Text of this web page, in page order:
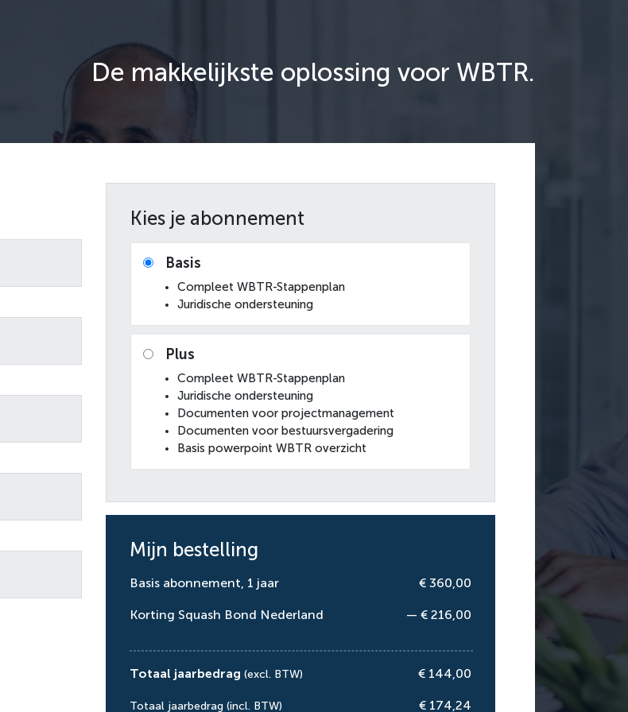
De makkelijkste oplossing voor WBTR.
Kies je abonnement
Basis
Compleet WBTR-Stappenplan
Juridische ondersteuning
Plus
Compleet WBTR-Stappenplan
Juridische ondersteuning
Documenten voor projectmanagement
Documenten voor bestuursvergadering
Basis powerpoint WBTR overzicht
Mijn bestelling
Basis abonnement, 1 jaar € 360,00
Korting Squash Bond Nederland — € 216,00
Totaal jaarbedrag (excl. BTW) € 144,00
Totaal jaarbedrag (incl. BTW) € 174,24